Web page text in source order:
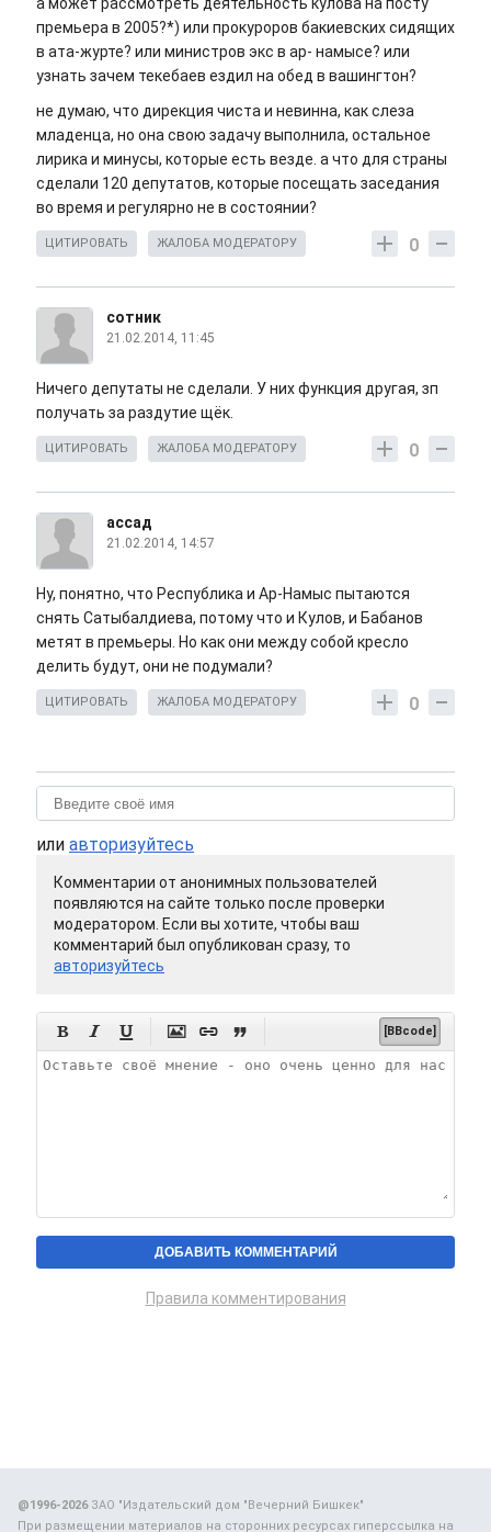
а может рассмотреть деятельность кулова на посту
премьера в 2005?*) или прокуроров бакиевских сидящих
в ата-журте? или министров экс в ар- намысе? или
узнать зачем текебаев ездил на обед в вашингтон?
не думаю, что дирекция чиста и невинна, как слеза
младенца, но она свою задачу выполнила, остальное
лирика и минусы, которые есть везде. а что для страны
сделали 120 депутатов, которые посещать заседания
во время и регулярно не в состоянии?
0
ЦИТИРОВАТЬ ЖАЛОБА МОДЕРАТОРУ
сотник
21.02.2014, 11:45
Ничего депутаты не сделали. У них функция другая, зп
получать за раздутие щёк.
0
ЦИТИРОВАТЬ ЖАЛОБА МОДЕРАТОРУ
ассад
21.02.2014, 14:57
Ну, понятно, что Республика и Ар-Намыс пытаются
снять Сатыбалдиева, потому что и Кулов, и Бабанов
метят в премьеры. Но как они между собой кресло
делить будут, они не подумали?
0
ЦИТИРОВАТЬ ЖАЛОБА МОДЕРАТОРУ
или авторизуйтесь
Комментарии от анонимных пользователей
появляются на сайте только после проверки
модератором. Если вы хотите, чтобы ваш
комментарий был опубликован сразу, то
авторизуйтесь
      [BBcode]
Правила комментирования
@1996-2026ЗАО "Издательский дом "Вечерний Бишкек"
При размещении материалов на сторонних ресурсах гиперссылка на